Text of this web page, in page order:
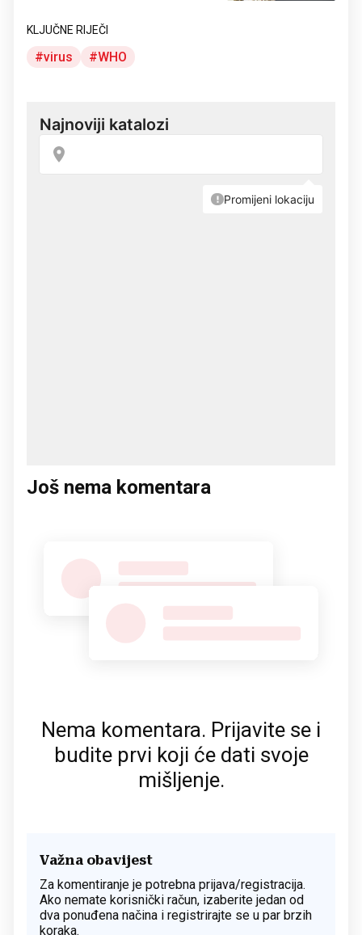
KLJUČNE RIJEČI
virus WHO
Još nema komentara
Nema komentara. Prijavite se i
budite prvi koji će dati svoje
mišljenje.
Važna obavijest
Za komentiranje je potrebna prijava/registracija.
Ako nemate korisnički račun, izaberite jedan od
dva ponuđena načina i registrirajte se u par brzih
koraka.